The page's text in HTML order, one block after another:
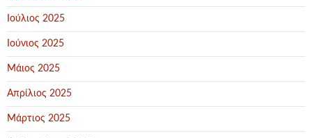
Ιούλιος 2025
Ιούνιος 2025
Μάιος 2025
Απρίλιος 2025
Μάρτιος 2025